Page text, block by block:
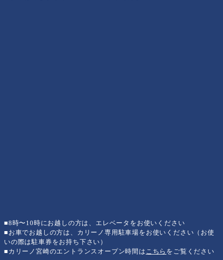
■8時〜10時にお越しの方は、エレベータをお使いください
■お車でお越しの方は、カリーノ専用駐車場をお使いください（お使
いの際は駐車券をお持ち下さい）
■カリーノ宮崎のエントランスオープン時間は こちら をご覧ください